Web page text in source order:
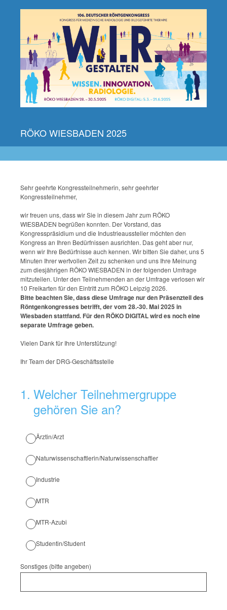
RÖKO WIESBADEN 2025
Sehr geehrte Kongressteilnehmerin, sehr geehrter
Kongressteilnehmer,
wir freuen uns, dass wir Sie in diesem Jahr zum RÖKO
WIESBADEN begrüßen konnten. Der Vorstand, das
Kongresspräsidium und die Industrieaussteller möchten den
Kongress an Ihren Bedürfnissen ausrichten. Das geht aber nur,
wenn wir Ihre Bedürfnisse auch kennen. Wir bitten Sie daher, uns 5
Minuten Ihrer wertvollen Zeit zu schenken und uns Ihre Meinung
zum diesjährigen RÖKO WIESBADEN in der folgenden Umfrage
mitzuteilen. Unter den Teilnehmenden an der Umfrage verlosen wir
10 Freikarten für den Eintritt zum RÖKO Leipzig 2026.
Bitte beachten Sie, dass diese Umfrage nur den Präsenzteil des
Röntgenkongresses betrifft, der vom 28.-30. Mai 2025 in
Wiesbaden stattfand. Für den RÖKO DIGITAL wird es noch eine
separate Umfrage geben.
Vielen Dank für Ihre Unterstützung!
Ihr Team der DRG-Geschäftsstelle
1. Welcher Teilnehmergruppe
gehören Sie an?
Ärztin/Arzt
Naturwissenschaftlerin/Naturwissenschaftler
Industrie
MTR
MTR-Azubi
Studentin/Student
Sonstiges (bitte angeben)